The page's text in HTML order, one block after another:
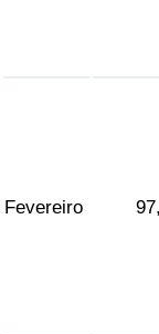
Fevereiro
Indicador de
Indicador de
Indicador de